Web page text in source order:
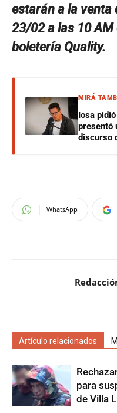
estarán a la venta
23/02 a las 10 AM
boletería Quality.
MIRÁ
Iosa
presentó
discurso
WhatsApp
Artículo relacionados
para
de Villa